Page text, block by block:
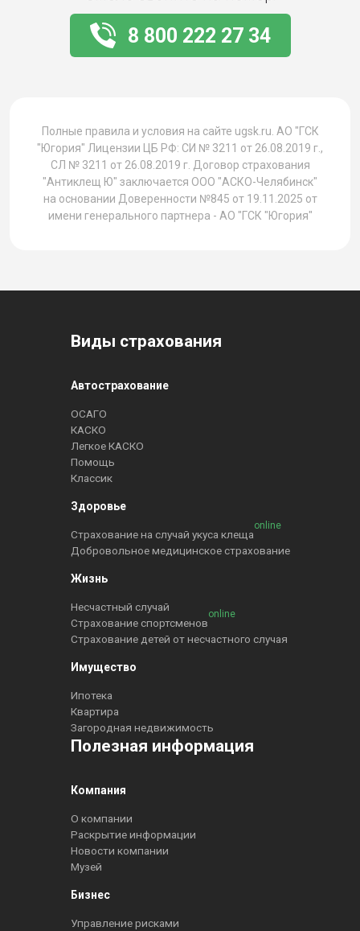
8 800 222 27 34
Полные правила и условия на сайте ugsk.ru. АО "ГСК
"Югория" Лицензии ЦБ РФ: СИ № 3211 от 26.08.2019 г.,
СЛ № 3211 от 26.08.2019 г. Договор страхования
"Антиклещ Ю" заключается ООО "АСКО-Челябинск"
на основании Доверенности №845 от 19.11.2025 от
имени генерального партнера - АО "ГСК "Югория"
Виды страхования
Автострахование
ОСАГО
КАСКО
Легкое КАСКО
Помощь
Классик
Здоровье
Страхование на случай укуса клеща
online
Добровольное медицинское страхование
Жизнь
Несчастный случай
Страхование спортсменов
online
Страхование детей от несчастного случая
Имущество
Ипотека
Квартира
Загородная недвижимость
Полезная информация
Компания
О компании
Раскрытие информации
Новости компании
Музей
Бизнес
Управление рисками